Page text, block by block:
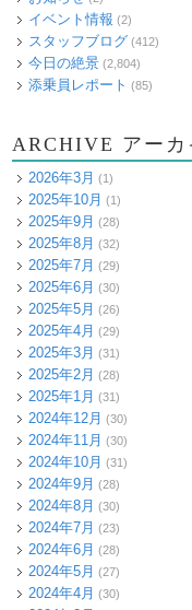
イベント情報 (2)
スタッフブログ (412)
今日の絶景 (2,804)
添乗員レポート (85)
ARCHIVE アーカ
2026年3月 (1)
2025年10月 (1)
2025年9月 (28)
2025年8月 (32)
2025年7月 (29)
2025年6月 (30)
2025年5月 (26)
2025年4月 (29)
2025年3月 (31)
2025年2月 (28)
2025年1月 (31)
2024年12月 (30)
2024年11月 (30)
2024年10月 (31)
2024年9月 (28)
2024年8月 (30)
2024年7月 (23)
2024年6月 (28)
2024年5月 (27)
2024年4月 (30)